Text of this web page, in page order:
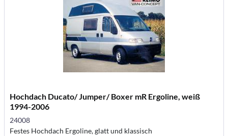
Hochdach Ducato/ Jumper/ Boxer mR Ergoline, weiß
1994-2006
24008
Festes Hochdach Ergoline, glatt und klassisch